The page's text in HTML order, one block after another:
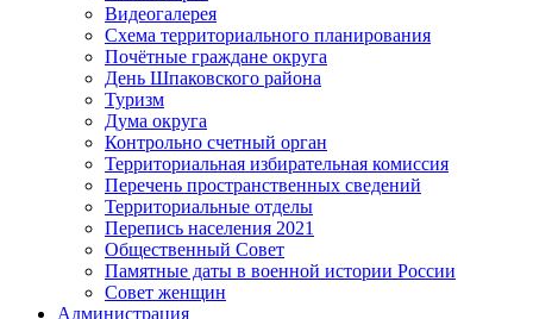
Видеогалерея
Схема территориального планирования
Почётные граждане округа
День Шпаковского района
Туризм
Дума округа
Контрольно счетный орган
Территориальная избирательная комиссия
Перечень пространственных сведений
Территориальные отделы
Перепись населения 2021
Общественный Совет
Памятные даты в военной истории России
Совет женщин
Администрация